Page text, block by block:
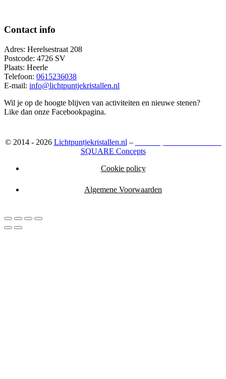
Contact info
Adres: Herelsestraat 208
Postcode: 4726 SV
Plaats: Heerle
Telefoon: 0615236038
E-mail: info@lichtpuntjekristallen.nl
Wil je op de hoogte blijven van activiteiten en nieuwe stenen?
Like dan onze Facebookpagina.
© 2014 - 2026 Lichtpuntjekristallen.nl –
SQUARE Concepts
Cookie policy
Algemene Voorwaarden